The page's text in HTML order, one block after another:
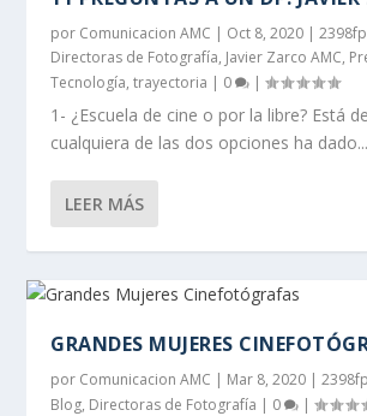
por Comunicacion AMC | Oct 8, 2020 |
Directoras de Fotografía, Javier Zarco AMC,
Tecnología,trayectoria | 0 |
1- ¿Escuela de cine o por la libre? Está
cualquiera de las dos opciones ha dado...
LEER MÁS
GRANDES MUJERES
por Comunicacion AMC | Mar 8, 2020 |
Blog, Directoras de Fotografía | 0 |